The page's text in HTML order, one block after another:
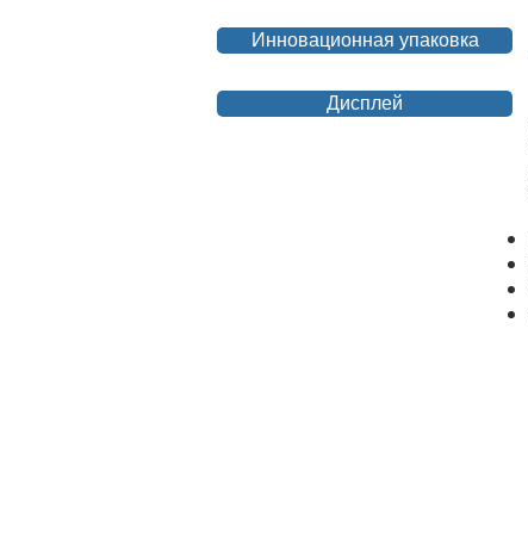
Инновационная упаковка
Дисплей